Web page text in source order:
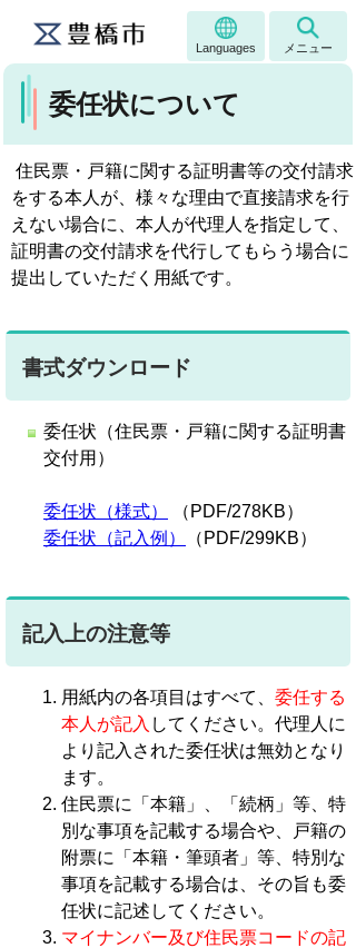
Languages メニュー
委任状について
住民票・戸籍に関する証明書等の交付請求
をする本人が、様々な理由で直接請求を行
えない場合に、本人が代理人を指定して、
証明書の交付請求を代行してもらう場合に
提出していただく用紙です。
書式ダウンロード
委任状（住民票・戸籍に関する証明書
交付用）
委任状（様式）
（PDF/278KB）
委任状（記入例）
（PDF/299KB）
記入上の注意等
用紙内の各項目はすべて、 委任する
本人が記入 してください。代理人に
より記入された委任状は無効となり
ます。
住民票に「本籍」、「続柄」等、特
別な事項を記載する場合や、戸籍の
附票に「本籍・筆頭者」等、特別な
事項を記載する場合は、その旨も委
任状に記述してください。
マイナンバー及び住民票コードの記